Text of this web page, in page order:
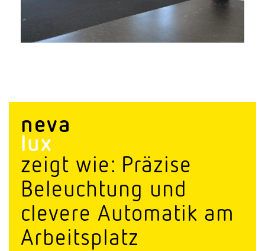
neva
lux
zeigt wie: Präzise
Beleuchtung und
clevere Auto­matik am
Arbeitsplatz